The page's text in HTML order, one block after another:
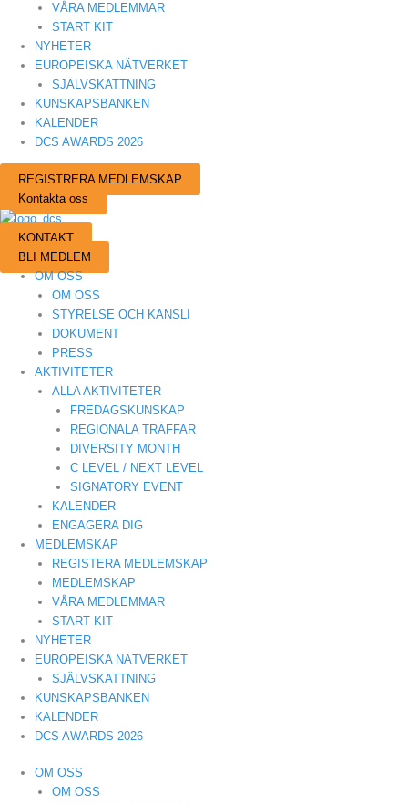
VÅRA MEDLEMMAR
START KIT
NYHETER
EUROPEISKA NÄTVERKET
SJÄLVSKATTNING
KUNSKAPSBANKEN
KALENDER
DCS AWARDS 2026
REGISTRERA MEDLEMSKAP
Kontakta oss
KONTAKT
BLI MEDLEM
OM OSS
OM OSS
STYRELSE OCH KANSLI
DOKUMENT
PRESS
AKTIVITETER
ALLA AKTIVITETER
FREDAGSKUNSKAP
REGIONALA TRÄFFAR
DIVERSITY MONTH
C LEVEL / NEXT LEVEL
SIGNATORY EVENT
KALENDER
ENGAGERA DIG
MEDLEMSKAP
REGISTERA MEDLEMSKAP
MEDLEMSKAP
VÅRA MEDLEMMAR
START KIT
NYHETER
EUROPEISKA NÄTVERKET
SJÄLVSKATTNING
KUNSKAPSBANKEN
KALENDER
DCS AWARDS 2026
OM OSS
OM OSS